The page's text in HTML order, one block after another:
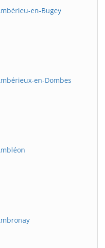
en-Bugey
en-Dombes